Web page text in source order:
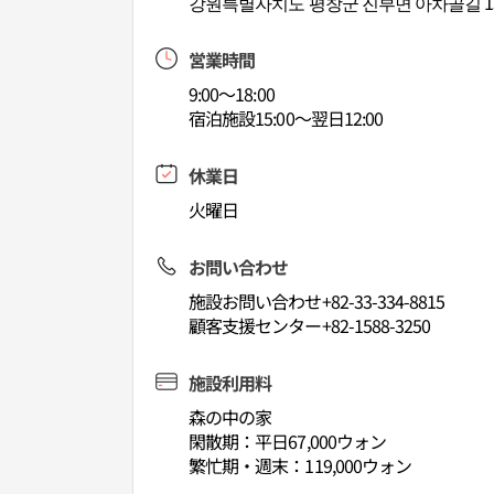
営業時間
9:00～18:00
宿泊施設15:00～翌日12:00
休業日
火曜日
お問い合わせ
施設お問い合わせ+82-33-334-8815
顧客支援センター+82-1588-3250
施設利用料
森の中の家
閑散期：平日67,000ウォン
繁忙期・週末：119,000ウォン